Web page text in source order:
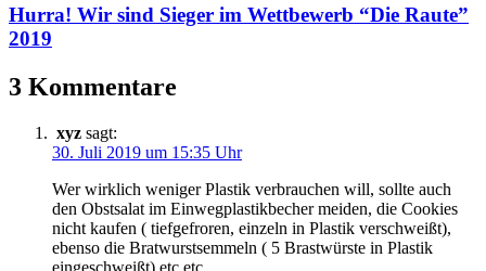
Hurra! Wir sind Sieger im Wettbewerb “Die Raute”
2019
3 Kommentare
xyz sagt:
30. Juli 2019 um 15:35 Uhr
Wer wirklich weniger Plastik verbrauchen will, sollte auch
den Obstsalat im Einwegplastikbecher meiden, die Cookies
nicht kaufen ( tiefgefroren, einzeln in Plastik verschweißt),
ebenso die Bratwurstsemmeln ( 5 Brastwürste in Plastik
eingeschweißt) etc etc.